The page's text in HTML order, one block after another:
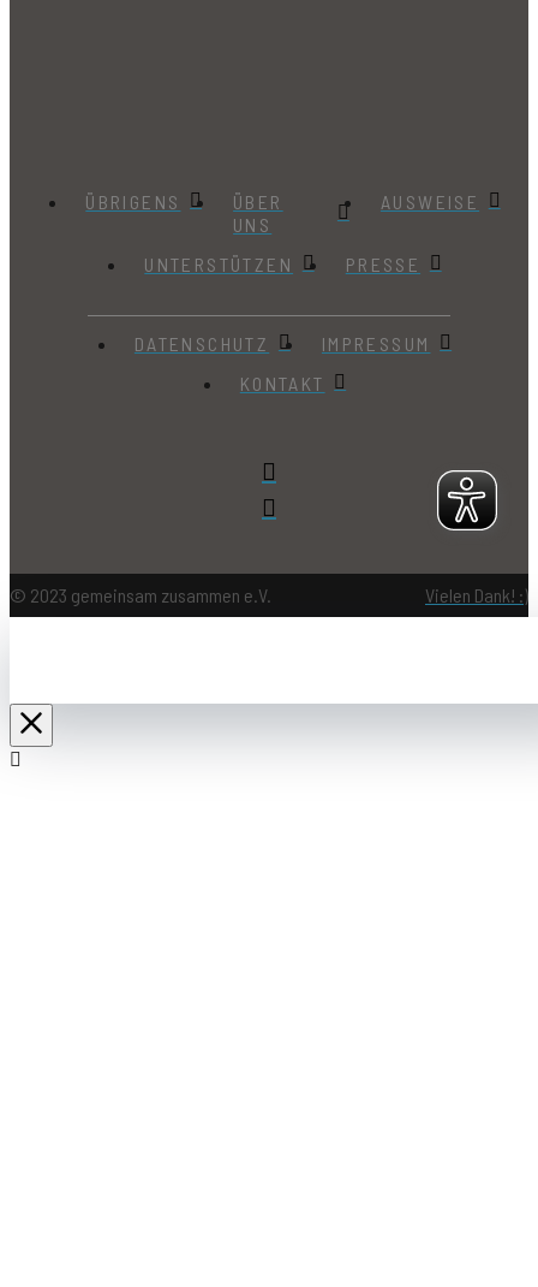
ÜBRIGENS
ÜBER
UNS
AUSWEISE
UNTERSTÜTZEN PRESSE
DATENSCHUTZ
IMPRESSUM
KONTAKT
© 2023 gemeinsam zusammen e.V. Vielen Dank! :)